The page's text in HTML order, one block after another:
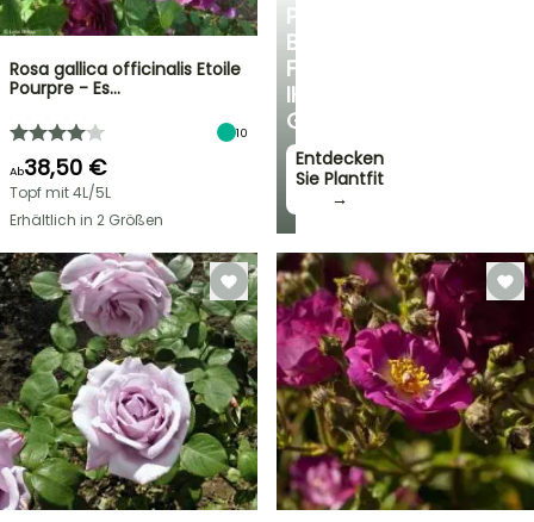
PERSÖNLICHE
BERATUNG
FÜR
IHREN
GARTEN
Entdecken
Sie Plantfit
→
Rosa gallica officinalis Etoile
Pourpre - Es…
10
Ab38,50 €
Topf mit 4L/5L
Erhältlich in 2 Größen